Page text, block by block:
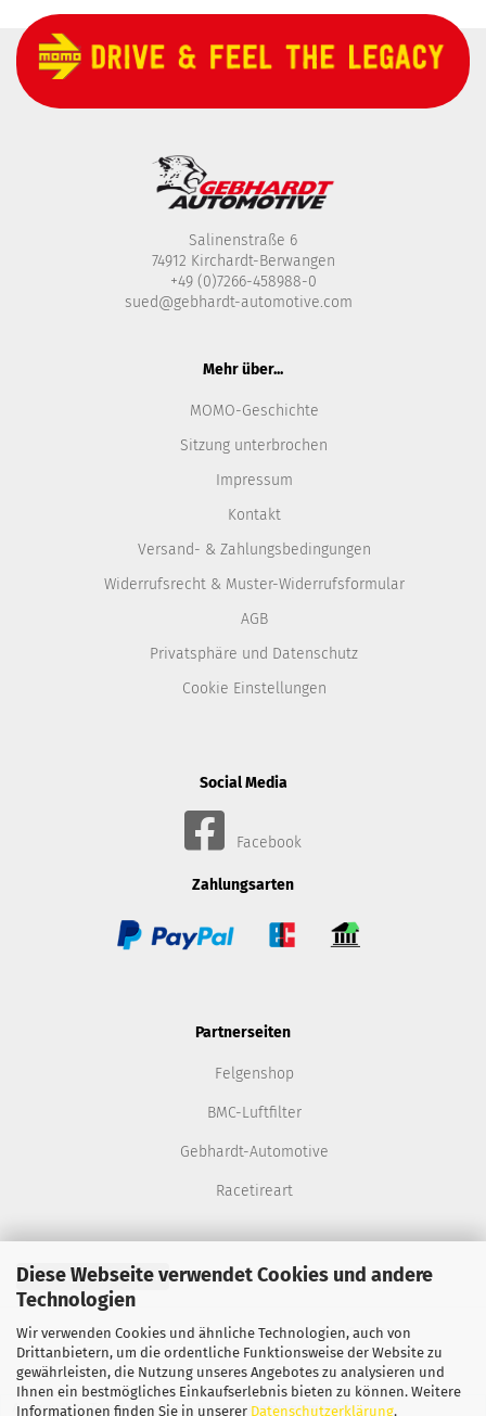
Diese Webseite verwendet Cookies und andere
Technologien
Wir verwenden Cookies und ähnliche Technologien, auch von
Drittanbietern, um die ordentliche Funktionsweise der Website zu
gewährleisten, die Nutzung unseres Angebotes zu analysieren und
Ihnen ein bestmögliches Einkaufserlebnis bieten zu können. Weitere
Informationen finden Sie in unserer Datenschutzerklärung.
Salinenstraße 6
74912 Kirchardt-Berwangen
+49 (0)7266-458988-0
sued@gebhardt-automotive.com
Mehr über...
MOMO-Geschichte
Sitzung unterbrochen
Impressum
Kontakt
Versand- & Zahlungsbedingungen
Widerrufsrecht & Muster-Widerrufsformular
AGB
Privatsphäre und Datenschutz
Cookie Einstellungen
Social Media
Facebook
Zahlungsarten
Partnerseiten
Felgenshop
BMC-Luftfilter
Gebhardt-Automotive
Racetireart
Vertrag widerrufen
Onlineshop eröffnenmit Gambio.de © 2022
Ausgewählte Top-Bewertungen für www.momo-germany.de